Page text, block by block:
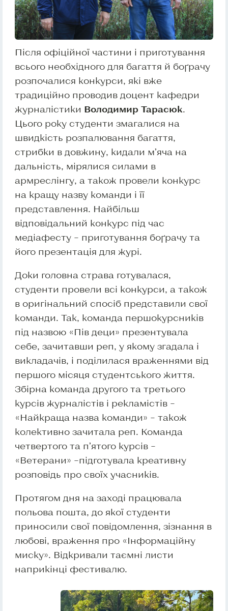
Після офіційної частини і приготування
всього необхідного для багаття й боґрачу
розпочалися конкурси, які вже
традиційно проводив доцент кафедри
журналістики Володимир Тарасюк.
Цього року студенти змагалися на
швидкість розпалювання багаття,
стрибки в довжину, кидали м’яча на
дальність, мірялися силами в
армреслінгу, а також провели конкурс
на кращу назву команди і її
представлення. Найбільш
відповідальний конкурс під час
медіафесту – приготування боґрачу та
його презентація для журі.
Доки головна страва готувалася,
студенти провели всі конкурси, а також
в оригінальний спосіб представили свої
команди. Так, команда першокурсників
під назвою «Пів деци» презентувала
себе, зачитавши реп, у якому згадала і
викладачів, і поділилася враженнями від
першого місяця студентського життя.
Збірна команда другого та третього
курсів журналістів і рекламістів –
«Найкраща назва команди» – також
колективно зачитала реп. Команда
четвертого та п’ятого курсів –
«Ветерани» –підготувала креативну
розповідь про своїх учасників.
Протягом дня на заході працювала
польова пошта, до якої студенти
приносили свої повідомлення, зізнання в
любові, враження про «Інформаційну
миску». Відкривали таємні листи
наприкінці фестивалю.